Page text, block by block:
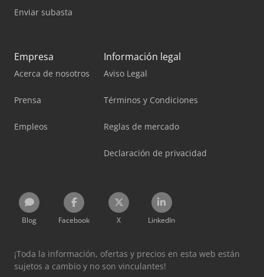
Enviar subasta
Empresa
Acerca de nosotros
Prensa
Empleos
Información legal
Aviso Legal
Términos y Condiciones
Reglas de mercado
Declaración de privacidad
Blog Facebook X LinkedIn
¡Toda la información, ofertas y precios en esta web están
sujetos a cambio y no son vinculantes!